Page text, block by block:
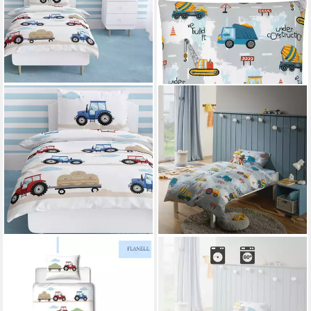
MTONLINEHANDEL
Babybettwäsche Traktor
100x135 + 40x60 cm, 100 %
Baumwolle, Biber, 2 teilig, soft
Kinderbettwäsche Kinder-